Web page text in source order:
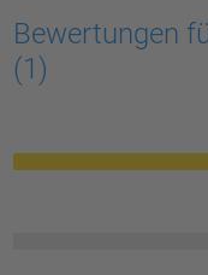
Bewertungen
(1)